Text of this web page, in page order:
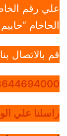
علي رقم
الحاخام
قم بالاتصال
راسلنا علي